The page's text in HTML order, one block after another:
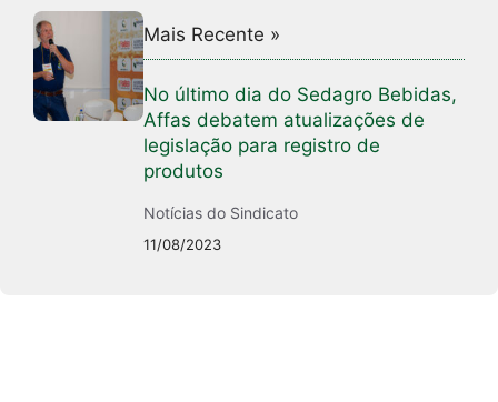
Mais Recente »
No último dia do Sedagro Bebidas,
Affas debatem atualizações de
legislação para registro de
produtos
Notícias do Sindicato
11/08/2023